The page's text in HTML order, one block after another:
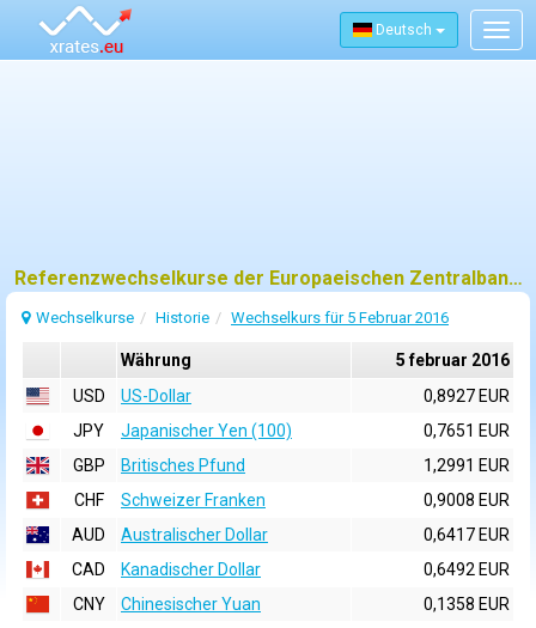
Deutsch
Referenzwechselkurse der Europaeischen Zentralbank (EZB) fuer 5 februar 2016
Wechselkurse Historie Wechselkurs für 5 Februar 2016
Währung
5 februar 2016
USD
US-Dollar
0,8927 EUR
JPY
Japanischer Yen (100)
0,7651 EUR
GBP
Britisches Pfund
1,2991 EUR
CHF
Schweizer Franken
0,9008 EUR
AUD
Australischer Dollar
0,6417 EUR
CAD
Kanadischer Dollar
0,6492 EUR
CNY
Chinesischer Yuan
0,1358 EUR